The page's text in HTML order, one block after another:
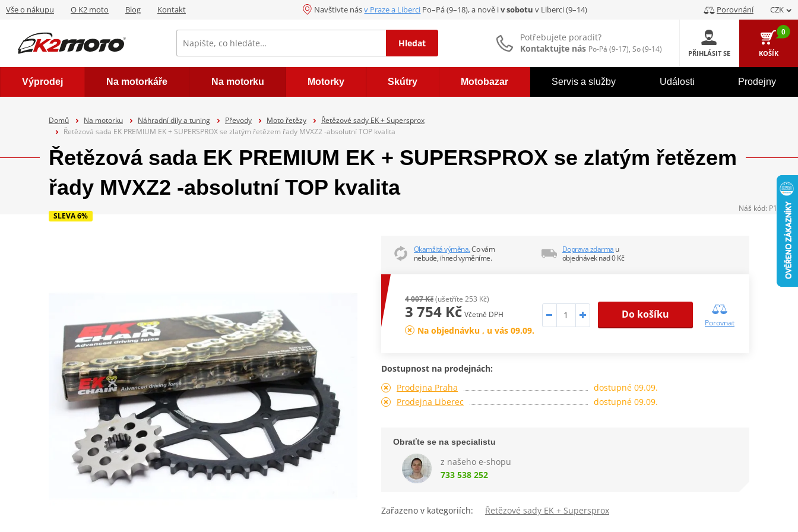
Vše o nákupu O K2 moto Blog Kontakt Navštivte násv Praze a Liberci Po–Pá (9–18), a nově iv sobotu v Liberci (9–14) Porovnání CZK
Hledat
Potřebujete poradit?
Kontaktujte nás Po-Pá (9-17), So (9-14) PŘIHLÁSIT SE
0
KOŠÍK
Výprodej Na motorkáře Na motorku Motorky Skútry Motobazar Servis a služby Události Prodejny
Domů Na motorku Náhradní díly a tuning Převody Moto řetězy
Řetězové sady EK + Supersprox
Řetězová sada EK PREMIUM EK + SUPERSPROX se zlatým řetězem řady MVXZ2 -absolutní TOP kvalita
Řetězová sada EK PREMIUM EK + SUPERSPROX se zlatým řetězem
řady MVXZ2 -absolutní TOP kvalita
SLEVA 6%
Okamžitá výměna.Co vám
nebude, ihned vyměníme.
Doprava zdarma u
objednávek nad 0 Kč
4 007 Kč(ušetříte 253 Kč)
3 754 Kč Včetně DPH
Na objednávku , u vás 09.09.
Do košíku
Porovnat
Dostupnost na prodejnách:
Prodejna Praha
dostupné 09.09.
Prodejna Liberec
dostupné 09.09.
Obraťte se na specialistu
z našeho e-shopu
733 538 252
Zařazeno v kategoriích: Řetězové sady EK + Supersprox
Náš kód: P104532